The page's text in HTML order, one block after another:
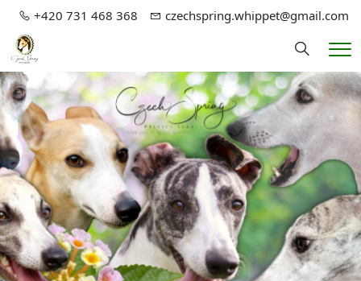
+420 731 468 368 czechspring.whippet@gmail.com
Hledání